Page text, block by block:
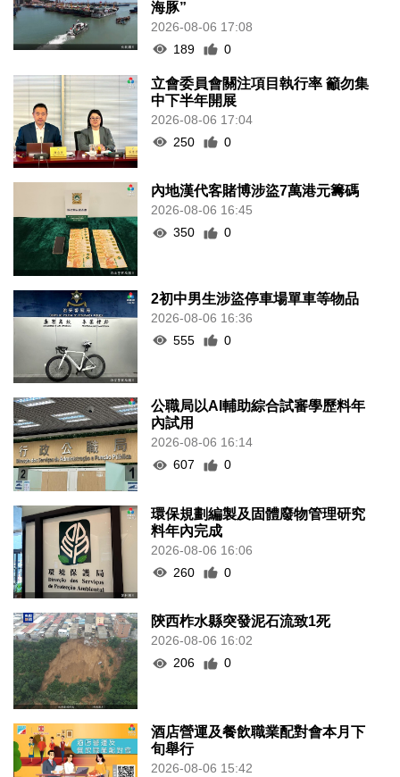
海豚”
2026-08-06 17:08
189
0
立會委員會關注項目執行率 籲勿集
中下半年開展
2026-08-06 17:04
250
0
內地漢代客賭博涉盜7萬港元籌碼
2026-08-06 16:45
350
0
2初中男生涉盜停車場單車等物品
2026-08-06 16:36
555
0
公職局以AI輔助綜合試審學歷料年
內試用
2026-08-06 16:14
607
0
環保規劃編製及固體廢物管理研究
料年內完成
2026-08-06 16:06
260
0
陝西柞水縣突發泥石流致1死
2026-08-06 16:02
206
0
酒店營運及餐飲職業配對會本月下
旬舉行
2026-08-06 15:42